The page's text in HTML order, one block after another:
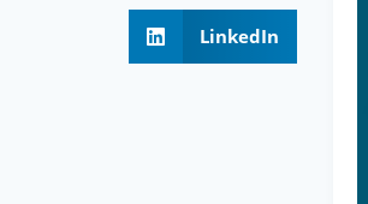
LinkedIn